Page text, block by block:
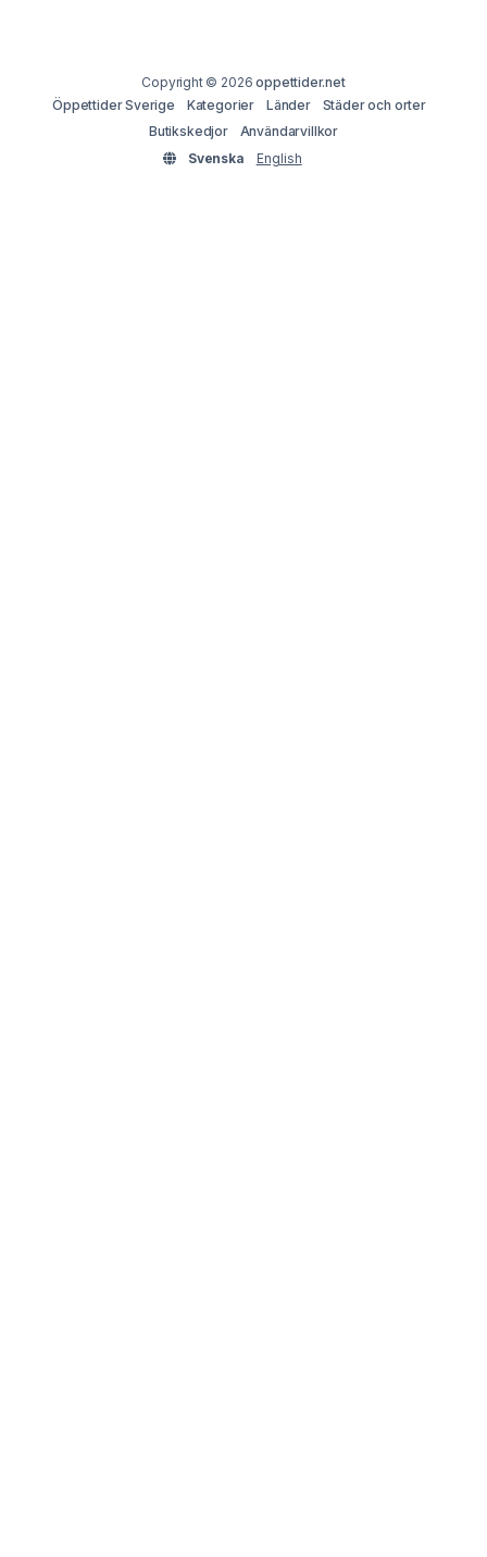
Copyright © 2026oppettider.net
Öppettider Sverige
Kategorier Länder
Städer och orter
Butikskedjor
Användarvillkor
Svenska
English